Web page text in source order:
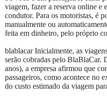
viagem, fazer a reserva online e
condutor. Para os motoristas, é
manualmente ou
feita em dinheiro, pelo próprio
blablacar Inicialmente, as
serão cobradas pelo BlaBlaCar.
anos), a empresa afirmou que
passageiros, como acontece no
do custo estimado da viagem